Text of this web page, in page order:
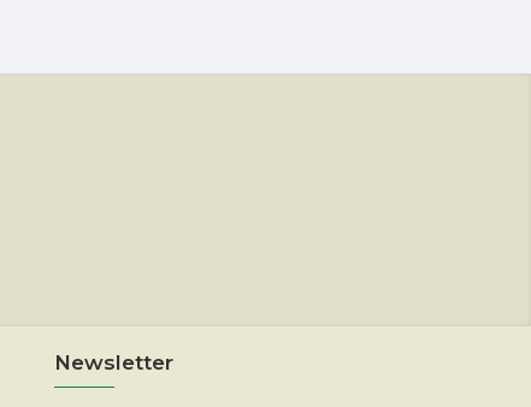
Newsletter